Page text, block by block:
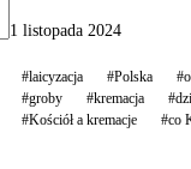
1 listopada 2024
#laicyzacja #Polska
#groby
#kremacja
#Kościół a kremacje
#co